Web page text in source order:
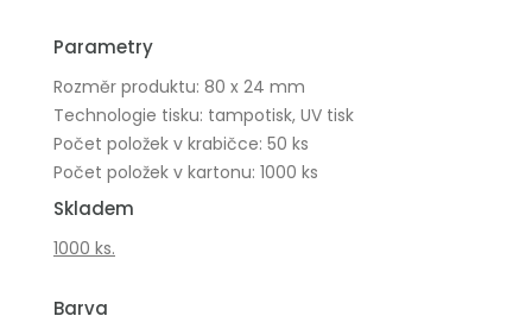
Parametry
Rozměr produktu: 80 x 24 mm
Technologie tisku: tampotisk, UV tisk
Počet položek v krabičce: 50 ks
Počet položek v kartonu: 1000 ks
Skladem
1000 ks.
Barva